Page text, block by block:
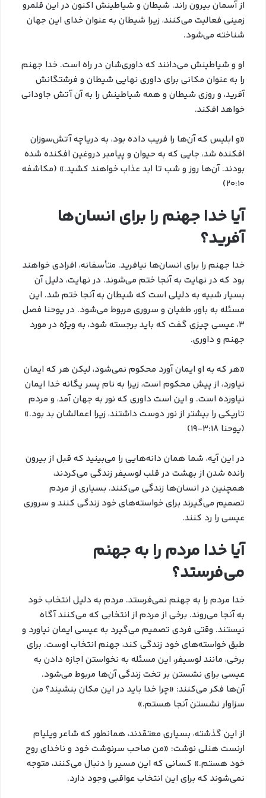
از آسمان بیرون راند. شیطان و شیاطینش اکنون در این قلمرو
زمینی فعالیت می‌کنند، زیرا شیطان به عنوان خدای این جهان
شناخته می‌شود.
او و شیاطینش می‌دانند که داوری‌شان در راه است. خدا جهنم
را به عنوان مکانی برای داوری نهایی شیطان و فرشتگانش
آفرید، و روزی شیطان و همه شیاطینش را به آن آتش جاودانی
خواهد افکند.
«و ابلیس که آن‌ها را فریب داده بود، به دریاچه آتش‌سوزان
افکنده شد، جایی که به حیوان و پیامبر دروغین افکنده شده
بودند. آن‌ها روز و شب تا ابد عذاب خواهند کشید.» (مکاشفه
۲۰:۱۰)
آیا خدا جهنم را برای انسان‌ها
آفرید؟
خدا جهنم را برای انسان‌ها نیافرید. متأسفانه، افرادی خواهند
بود که در نهایت به آنجا ختم می‌شوند. در نهایت، دلیل آن
بسیار شبیه به دلیلی است که شیطان به آنجا ختم شد. این
مسئله به باور، طغیان و سروری مربوط می‌شود. در یوحنا فصل
۳، عیسی چیزی گفت که باید برجسته شود، به ویژه در مورد
جهنم و داوری.
«هر که به او ایمان آورد محکوم نمی‌شود، لیکن هر که ایمان
نیاورد، از پیش محکوم است، زیرا به نام پسر یگانه خدا ایمان
نیاورده است. و این است داوری که نور به جهان آمد، و مردم
تاریکی را بیشتر از نور دوست داشتند، زیرا اعمالشان بد بود.»
(یوحنا ۳:۱۸-۱۹)
در این آیه، شما همان دانه‌هایی را می‌بینید که قبل از بیرون
رانده شدن از بهشت در قلب لوسیفر زندگی می‌کردند،
همچنین در انسان‌ها زندگی می‌کنند. بسیاری از مردم
تصمیم می‌گیرند برای خواسته‌های خود زندگی کنند و سروری
عیسی را رد کنند.
آیا خدا مردم را به جهنم
می‌فرستد؟
خدا مردم را به جهنم نمی‌فرستد. مردم به دلیل انتخاب خود
به آنجا می‌روند. برخی از مردم از انتخابی که می‌کنند آگاه
نیستند. وقتی فردی تصمیم می‌گیرد به عیسی ایمان نیاورد و
طبق خواسته‌های خود زندگی کند، جهنم انتخاب اوست. برای
برخی، مانند لوسیفر، این مسئله به نخواستن اجازه دادن به
عیسی برای نشستن بر تخت زندگی آن‌ها مربوط می‌شود.
آن‌ها فکر می‌کنند: «چرا خدا باید در این مکان بنشیند؟ من
سزاوار نشستن آنجا هستم.»
از این گذشته، بسیاری معتقدند، همانطور که شاعر ویلیام
ارنست هنلی نوشت: «من صاحب سرنوشت خود و ناخدای روح
خود هستم.» کسانی که این مسیر را دنبال می‌کنند، متوجه
نمی‌شوند که برای این انتخاب عواقبی وجود دارد.